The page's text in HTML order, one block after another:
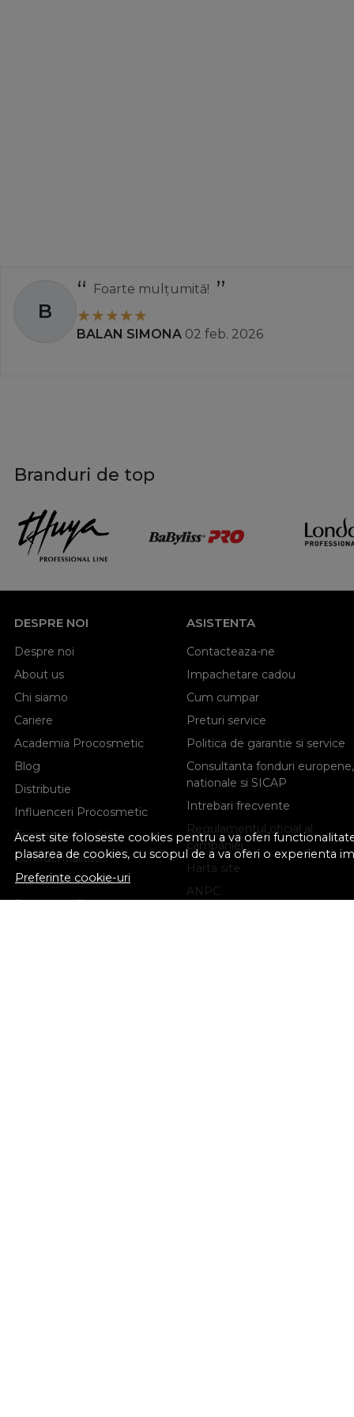
Acest site foloseste cookies pentru a va oferi
plasarea de cookies, cu scopul de a va oferi o experienta
Preferinte cookie-uri
B
Foarte mulțumită!
BALAN SIMONA 02 feb. 2026
Branduri de top
DESPRE NOI
Despre noi
About us
Chi siamo
Cariere
Academia Procosmetic
Blog
Distributie
Influenceri Procosmetic
Termeni si conditii
Confidentialitate
Marturiile clientilor
Politica de Cookies
ASISTENTA
Contacteaza-ne
Impachetare cadou
Cum cumpar
Preturi service
Politica de garantie si service
Consultanta fonduri europene,
nationale si SICAP
Intrebari frecvente
Regulamentul oficial al
campaniei
Harta site
ANPC